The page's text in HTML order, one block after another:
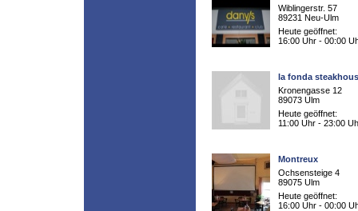
Wiblingerstr. 57
89231 Neu-Ulm
Heute geöffnet:
16:00 Uhr - 00:00
la fonda
Kronengasse 12
89073 Ulm
Heute geöffnet:
11:00 Uhr - 23:00
Montreux
Ochsensteige 4
89075 Ulm
Heute geöffnet:
16:00 Uhr - 00:00